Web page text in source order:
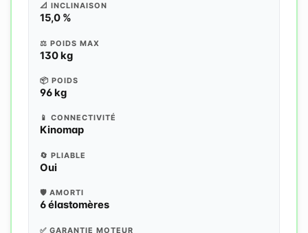
📐 INCLINAISON
15,0 %
⚖️ POIDS MAX
130 kg
📦 POIDS
96 kg
📱 CONNECTIVITÉ
Kinomap
🔄 PLIABLE
Oui
🛡️ AMORTI
6 élastomères
✅ GARANTIE MOTEUR